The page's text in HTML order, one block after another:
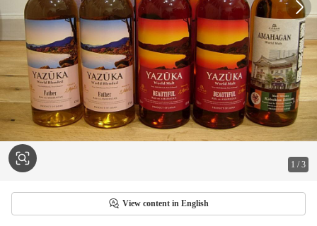
1 /3
View content in English